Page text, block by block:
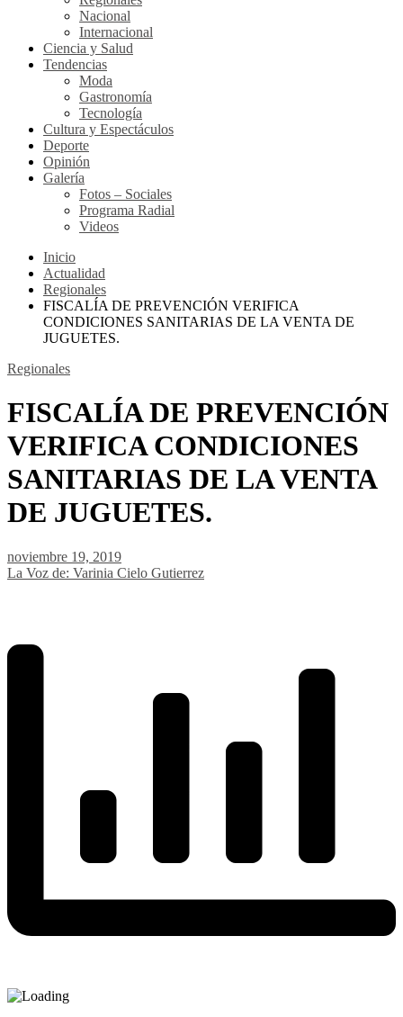
Nacional
Internacional
Ciencia y Salud
Tendencias
Moda
Gastronomía
Tecnología
Cultura y Espectáculos
Deporte
Opinión
Galería
Fotos – Sociales
Programa Radial
Videos
Inicio
Actualidad
Regionales
FISCALÍA DE PREVENCIÓN VERIFICA
CONDICIONES SANITARIAS DE LA VENTA DE
JUGUETES.
Regionales
FISCALÍA DE PREVENCIÓN
VERIFICA CONDICIONES
SANITARIAS DE LA VENTA
DE JUGUETES.
noviembre 19, 2019
La Voz de: Varinia Cielo Gutierrez